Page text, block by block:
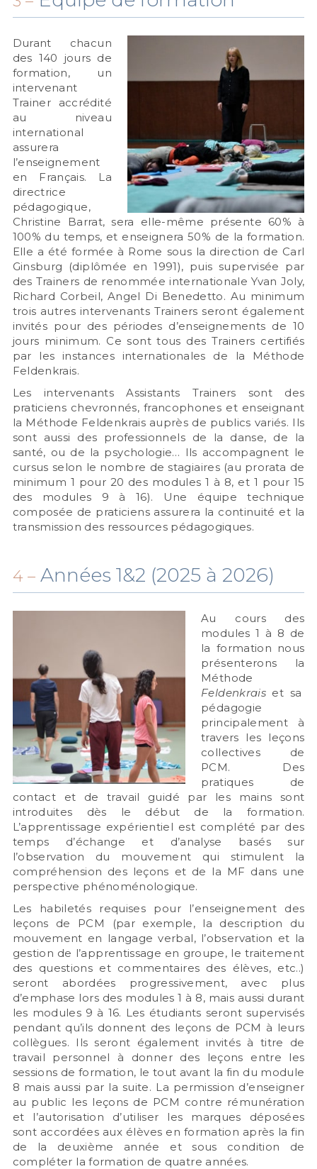
Durant chacun
des 140 jours de
formation, un
intervenant
Trainer accrédité
au niveau
international
assurera
l’enseignement
en Français. La
directrice
pédagogique,
Christine Barrat, sera elle-même présente 60% à
100% du temps, et enseignera 50% de la formation.
Elle a été formée à Rome sous la direction de Carl
Ginsburg (diplômée en 1991), puis supervisée par
des Trainers de renommée internationale Yvan Joly,
Richard Corbeil, Angel Di Benedetto. Au minimum
trois autres intervenants Trainers seront également
invités pour des périodes d’enseignements de 10
jours minimum. Ce sont tous des Trainers certifiés
par les instances internationales de la Méthode
Feldenkrais.
Les intervenants Assistants Trainers sont des
praticiens chevronnés, francophones et enseignant
la Méthode Feldenkrais auprès de publics variés. Ils
sont aussi des professionnels de la danse, de la
santé, ou de la psychologie… Ils accompagnent le
cursus selon le nombre de stagiaires (au prorata de
minimum 1 pour 20 des modules 1 à 8, et 1 pour 15
des modules 9 à 16). Une équipe technique
composée de praticiens assurera la continuité et la
transmission des ressources pédagogiques.
4 –Années 1&2 (2025 à 2026)
Au cours des
modules 1 à 8 de
la formation nous
présenterons la
Méthode
Feldenkrais et sa
pédagogie
principalement à
travers les leçons
collectives de
PCM. Des
pratiques de
contact et de travail guidé par les mains sont
introduites dès le début de la formation.
L’apprentissage expérientiel est complété par des
temps d’échange et d’analyse basés sur
l’observation du mouvement qui stimulent la
compréhension des leçons et de la MF dans une
perspective phénoménologique.
Les habiletés requises pour l’enseignement des
leçons de PCM (par exemple, la description du
mouvement en langage verbal, l’observation et la
gestion de l’apprentissage en groupe, le traitement
des questions et commentaires des élèves, etc..)
seront abordées progressivement, avec plus
d’emphase lors des modules 1 à 8, mais aussi durant
les modules 9 à 16. Les étudiants seront supervisés
pendant qu’ils donnent des leçons de PCM à leurs
collègues. Ils seront également invités à titre de
travail personnel à donner des leçons entre les
sessions de formation, le tout avant la fin du module
8 mais aussi par la suite. La permission d’enseigner
au public les leçons de PCM contre rémunération
et l’autorisation d’utiliser les marques déposées
sont accordées aux élèves en formation après la fin
de la deuxième année et sous condition de
compléter la formation de quatre années.